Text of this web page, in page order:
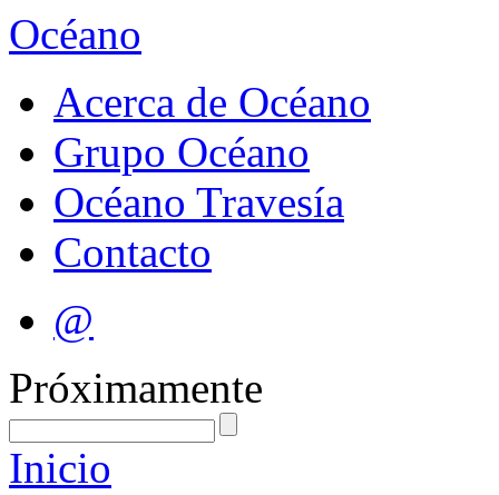
Océano
Acerca de Océano
Grupo Océano
Océano Travesía
Contacto
@
Próximamente
Inicio